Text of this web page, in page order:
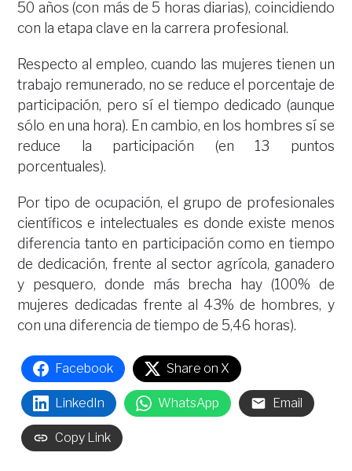
50 años (con más de 5 horas diarias), coincidiendo
con la etapa clave en la carrera profesional.
Respecto al empleo, cuando las mujeres tienen un
trabajo remunerado, no se reduce el porcentaje de
participación, pero sí el tiempo dedicado (aunque
sólo en una hora). En cambio, en los hombres sí se
reduce la participación (en 13 puntos
porcentuales).
Por tipo de ocupación, el grupo de profesionales
científicos e intelectuales es donde existe menos
diferencia tanto en participación como en tiempo
de dedicación, frente al sector agrícola, ganadero
y pesquero, donde más brecha hay (100% de
mujeres dedicadas frente al 43% de hombres, y
con una diferencia de tiempo de 5,46 horas).
Facebook Share on X
LinkedIn WhatsApp Email
Copy Link